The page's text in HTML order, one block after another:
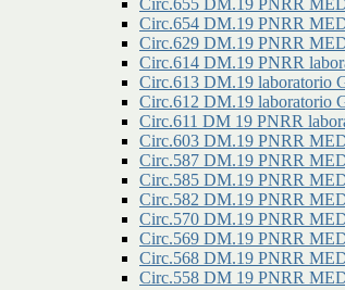
Circ.655 DM.19 PNRR
Circ.654 DM.19 PNRR
Circ.629 DM.19 PNRR
Circ.614 DM.19 PNRR
Circ.613 DM.19 laboratorio
Circ.612 DM.19 laboratorio
Circ.611 DM 19 PNRR
Circ.603 DM.19 PNRR
Circ.587 DM.19 PNRR
Circ.585 DM.19 PNRR
Circ.582 DM.19 PNRR
Circ.570 DM.19 PNRR
Circ.569 DM.19 PNRR
Circ.568 DM.19 PNRR
Circ.558 DM 19 PNRR